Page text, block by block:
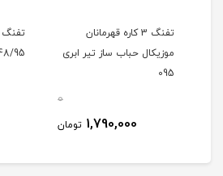
تفنگ 3 کاره قهرمانان
موزیکال حباب ساز تیر ابری
095
0
1,790,000 تومان
تفنگ
95